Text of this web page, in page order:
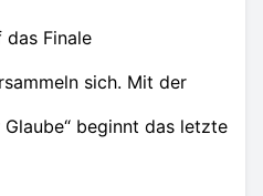
das Finale
sich. Mit der
Glaube“ beginnt das letzte